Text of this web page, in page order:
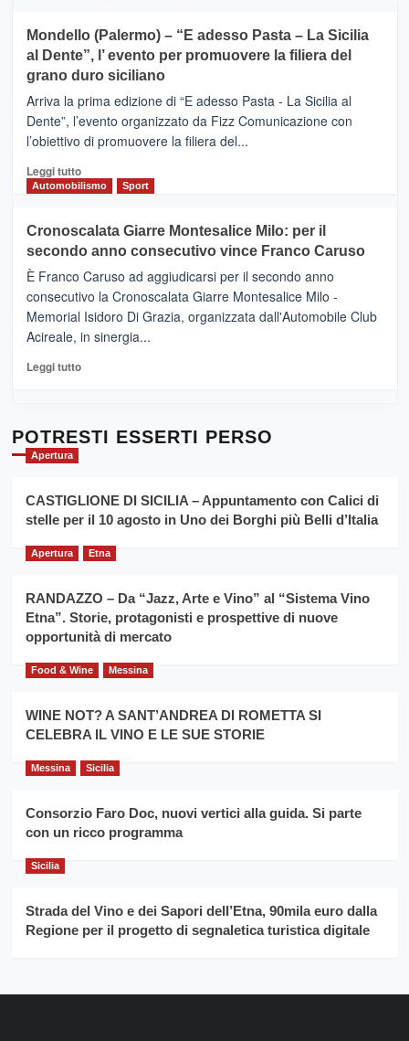
e
messaggi
di
CASTIGLIONE
DI
SICILIA
(Ct)
–
Il
Borgo
Gusto,
il
tra
sapori
vicoli
medievali
Mondello (Palermo) – “E adesso Pasta – La Sicilia
al Dente”, l’ evento per promuovere la filiera del
grano duro siciliano
Arriva la prima edizione di “E adesso Pasta - La Sicilia al
Dente”, l’evento organizzato da Fizz Comunicazione con
l’obiettivo di promuovere la filiera del...
Leggi tuttoLeggi
di
Mondello
(Palermo)
–
“E
adesso
Pasta
–
Sicilia
l’
evento
la
filiera
grano
Automobilismo Sport
Cronoscalata Giarre Montesalice Milo: per il
secondo anno consecutivo vince Franco Caruso
È Franco Caruso ad aggiudicarsi per il secondo anno
consecutivo la Cronoscalata Giarre Montesalice Milo -
Memorial Isidoro Di Grazia, organizzata dall'Automobile Club
Acireale, in sinergia...
Leggi tuttoLeggi
Cronoscalata
per
il
anno
Franco
Caruso
POTRESTI ESSERTI PERSO
Apertura
CASTIGLIONE DI SICILIA – Appuntamento con Calici di
stelle per il 10 agosto in Uno dei Borghi più Belli d’Italia
Apertura Etna
RANDAZZO – Da “Jazz, Arte e Vino” al “Sistema Vino
Etna”. Storie, protagonisti e prospettive di nuove
opportunità di mercato
Food & Wine Messina
WINE NOT? A SANT’ANDREA DI ROMETTA SI
CELEBRA IL VINO E LE SUE STORIE
Messina Sicilia
Consorzio Faro Doc, nuovi vertici alla guida. Si parte
con un ricco programma
Sicilia
Strada del Vino e dei Sapori dell’Etna, 90mila euro dalla
Regione per il progetto di segnaletica turistica digitale